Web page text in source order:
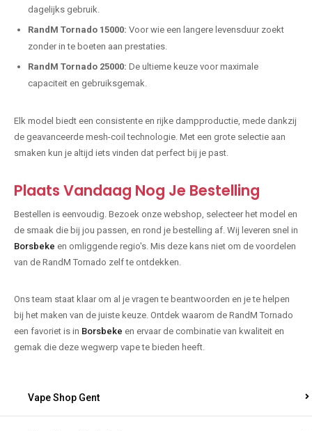
dagelijks gebruik.
RandM Tornado 15000: Voor wie een langere levensduur zoekt
zonder in te boeten aan prestaties.
RandM Tornado 25000: De ultieme keuze voor maximale
capaciteit en gebruiksgemak.
Elk model biedt een consistente en rijke dampproductie, mede dankzij
de geavanceerde mesh-coil technologie. Met een grote selectie aan
smaken kun je altijd iets vinden dat perfect bij je past.
Plaats Vandaag Nog Je Bestelling
Bestellen is eenvoudig. Bezoek onze webshop, selecteer het model en
de smaak die bij jou passen, en rond je bestelling af. Wij leveren snel in
Borsbeke en omliggende regio's. Mis deze kans niet om de voordelen
van de RandM Tornado zelf te ontdekken.
Ons team staat klaar om al je vragen te beantwoorden en je te helpen
bij het maken van de juiste keuze. Ontdek waarom de RandM Tornado
een favoriet is in Borsbeke en ervaar de combinatie van kwaliteit en
gemak die deze wegwerp vape te bieden heeft.
Vape Shop Gent